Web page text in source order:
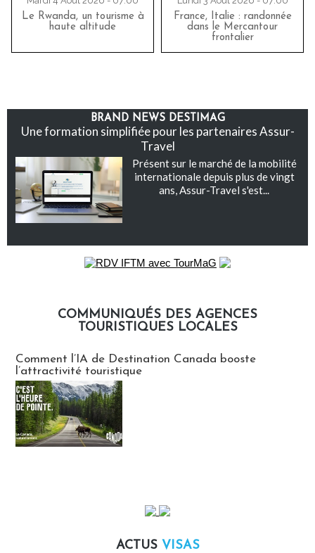
Le Rwanda, un tourisme à
haute altitude
France, Italie : randonnée
dans le Mercantour
frontalier
BRAND NEWS DESTIMAG
Une formation simplifiée pour les partenaires Assur-
Travel
Présent sur le marché de la mobilité
internationale depuis plus de vingt
ans, Assur-Travel s'est...
COMMUNIQUÉS DES AGENCES
TOURISTIQUES LOCALES
Comment l’IA de Destination Canada booste
l’attractivité touristique
ACTUS VISAS